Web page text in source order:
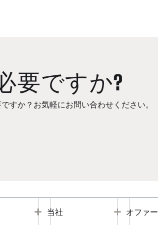
要ですか?
すか？お気軽にお問い合わせください。
Toggle
当社 Toggle
オファー